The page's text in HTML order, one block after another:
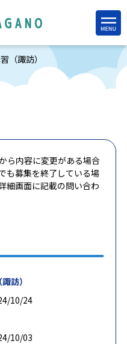
（諏訪）
ら内容に変更がある場合
も募集を終了している場
細画面に記載の問い合わ
訪）
10/24
10/03